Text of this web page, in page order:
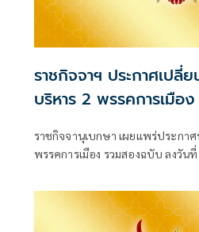
ราชกิจจาฯ ประกาศเปลี่
บริหาร 2 พรรคการเมือง
ราชกิจจานุเบกษา เผยแพร่ประกา
พรรคการเมือง รวมสองฉบับ ลงวันที่